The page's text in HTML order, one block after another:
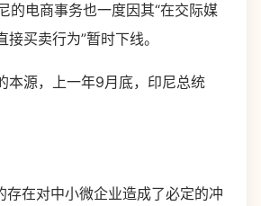
的电商事务也一度因其“在交际媒
买卖行为”暂时下线。
本源，上一年9月底，印尼总统
存在对中小微企业造成了必定的冲